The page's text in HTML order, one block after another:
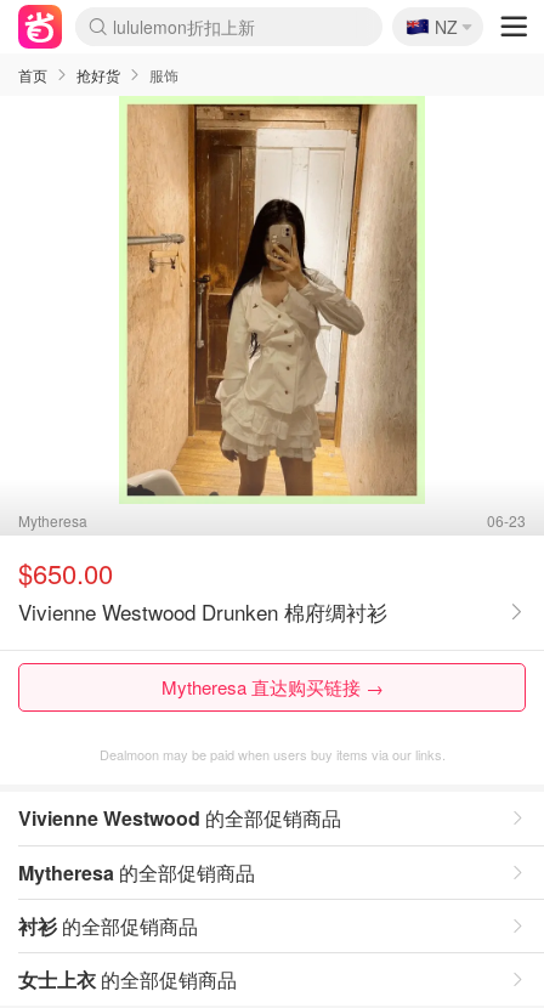
lululemon折扣上新
Sasa美妆护肤3.5折
SSENSE年中3折
FreshBeauty好价汇总
Cettire降价+叠9折
Farfetch折上8折
WWS Coles超市实拍
viagogo二手票捡漏
Myer清仓1折起
The Outnet奢牌1折起
David Jones 3折起
Flannels大牌1折
Perfumes Club护肤1折
AMIRO返校季6.2折
Oweek抽奖送Airpods
Amazon折扣汇总
eToro入金$200送$50
Amazon数码好物
ICONIC本周7.5折
ThedoubleF高奢地板价
Moose Knuckles 6折
丝芙兰5折起
EUFY官网3.7折起
Selenichast首饰2折
Trip机票酒店促销
YSL送5件彩妆礼
Amazon家居好物
BIGBANG巡演开票
David Jones时尚3折
Amazon美妆护肤
雅漾大喷$8
过敏原检测盒$33
伊索独家赠50ml沐浴露
科颜氏清仓3折
SEALIFE海洋馆门票6折
丝塔芙大白罐$16
订阅Newsletter送香薰
Cult Beauty 6.8折
Harrods圣诞日历2.3折
LN-CC奢牌私促3折
d'Alba空姐喷雾$16
EVE LOM套装逆天2折
Bernardelli独家4折
Adore Beauty 6折起
CT圣诞日历
Mytheresa奢品2.7折
Luxury Escapes 9折
Currentbody美容仪9折
卡诗9折+赠4件礼
MOON Garden Live
ALLSAINTS美衣3折
Roborock扫地机3.7折
Tingo Life水杯$24
Valentino官网5折
CR洗发护发6.3折
🇳🇿
NZ
首页 抢好货 服饰
Mytheresa 06-23
$650.00
Vivienne Westwood Drunken 棉府绸衬衫
Mytheresa 直达购买链接 →
Dealmoon may be paid when users buy items via our links.
Vivienne Westwood 的全部促销商品
Mytheresa 的全部促销商品
衬衫的全部促销商品
女士上衣 的全部促销商品